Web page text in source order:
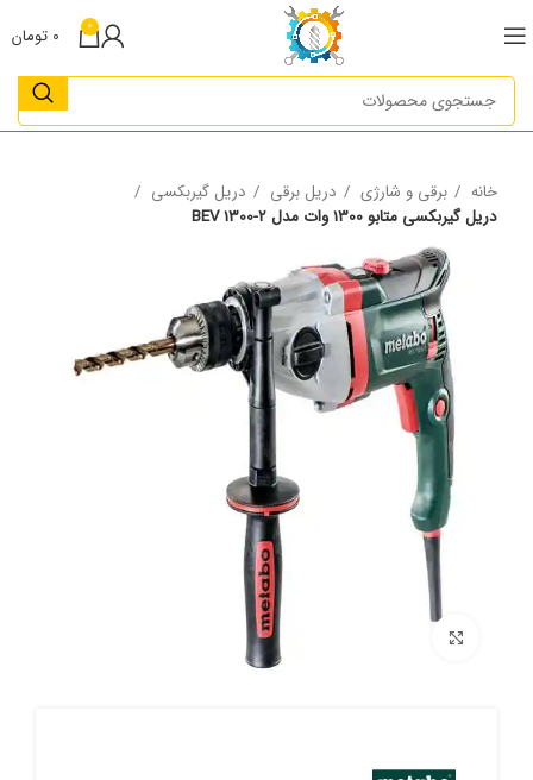
0
0 تومان
خانه برقی و شارژی دریل برقی
دریل گیربکسی
دریل گیربکسی متابو 1300 وات مدل BEV 1300-2